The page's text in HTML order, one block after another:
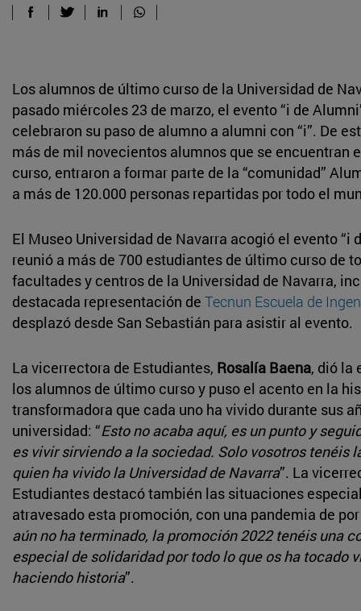
Los alumnos de último curso de la Universidad de
pasado miércoles 23 de marzo, el evento “i de
celebraron su paso de alumno a alumni con “i”. De
más de mil novecientos alumnos que se encuentran
curso, entraron a formar parte de la “comunidad”
a más de 120.000 personas repartidas por todo el
El Museo Universidad de Navarra acogió el evento “i
reunió a más de 700 estudiantes de último curso de
facultades y centros de la Universidad de Navarra,
destacada representación de Tecnun Escuela de
desplazó desde San Sebastián para asistir al evento.
La vicerrectora de Estudiantes, Rosalía Baena, dió la
los alumnos de último curso y puso el acento en la
transformadora que cada uno ha vivido durante sus
universidad: “Esto no acaba aquí, es un punto y
es vivir sirviendo a la sociedad. Solo vosotros tenéis
quien ha vivido la Universidad de Navarra”. La
Estudiantes destacó también las situaciones
atravesado esta promoción, con una pandemia de
aún no ha terminado, la promoción 2022 tenéis una
especial de solidaridad por todo lo que os ha tocado
haciendo historia”.